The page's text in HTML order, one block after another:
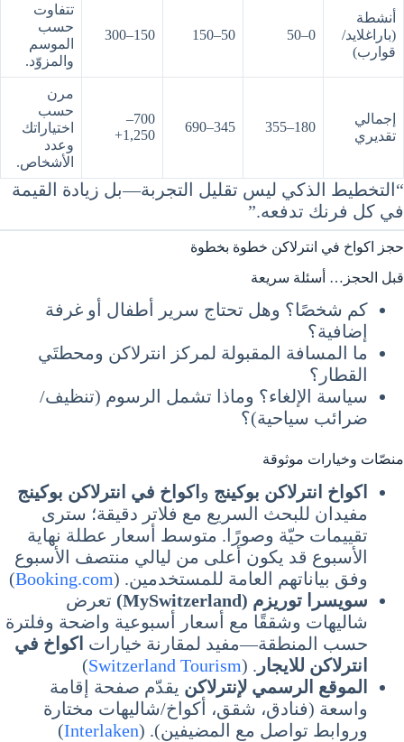
أنشطة
(باراغلايد/
قوارب)
0–50
50–150
150–300
تتفاوت
حسب
الموسم
والمزوّد.
إجمالي
تقديري
180–355
345–690
700–
1,250+
مرن
حسب
اختياراتك
وعدد
الأشخاص.
“التخطيط الذكي ليس تقليل التجربة—بل زيادة القيمة
في كل فرنك تدفعه.”
حجز اكواخ في انترلاكن خطوة بخطوة
قبل الحجز… أسئلة سريعة
كم شخصًا؟ وهل تحتاج سرير أطفال أو غرفة
إضافية؟
ما المسافة المقبولة لمركز انترلاكن ومحطتَي
القطار؟
سياسة الإلغاء؟ وماذا تشمل الرسوم (تنظيف/
ضرائب سياحية)؟
منصّات وخيارات موثوقة
اكواخ انترلاكن بوكينج و اكواخ في انترلاكن بوكينج
مفيدان للبحث السريع مع فلاتر دقيقة؛ سترى
تقييمات حيّة وصورًا. متوسط أسعار عطلة نهاية
الأسبوع قد يكون أعلى من ليالي منتصف الأسبوع
وفق بياناتهم العامة للمستخدمين. (Booking.com
)
سويسرا توريزم (MySwitzerland)
تعرض
شاليهات وشققًا مع أسعار أسبوعية واضحة وفلترة
حسب المنطقة—مفيد لمقارنة خيارات اكواخ في
انترلاكن للايجار . (
Switzerland Tourism
)
الموقع الرسمي لإنترلاكن يقدّم صفحة إقامة
واسعة (فنادق، شقق، أكواخ/شاليهات مختارة
وروابط تواصل مع المضيفين). (Interlaken
)